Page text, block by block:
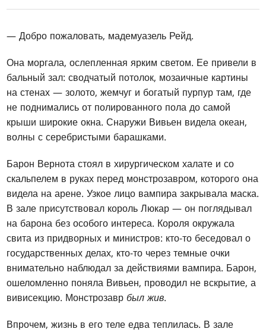
— Добро пожаловать, мадемуазель Рейд.
Она моргала, ослепленная ярким светом. Ее привели в
бальный зал: сводчатый потолок, мозаичные картины
на стенах — золото, жемчуг и богатый пурпур там, где
не поднимались от полированного пола до самой
крыши широкие окна. Снаружи Вивьен видела океан,
волны с серебристыми барашками.
Барон Вернота стоял в хирургическом халате и со
скальпелем в руках перед монстрозавром, которого она
видела на арене. Узкое лицо вампира закрывала маска.
В зале присутствовал король Люкар — он поглядывал
на барона без особого интереса. Короля окружала
свита из придворных и министров: кто-то беседовал о
государственных делах, кто-то через темные очки
внимательно наблюдал за действиями вампира. Барон,
ошеломленно поняла Вивьен, проводил не вскрытие, а
вивисекцию. Монстрозаврбыл жив.
Впрочем, жизнь в его теле едва теплилась. В зале